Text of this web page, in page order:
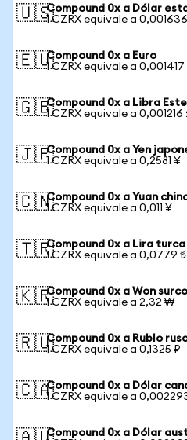
🇺🇸Compound 0x a Dólar
1 CZRX equivale a
🇪🇺Compound 0x a Euro
1 CZRX equivale a
🇬🇧Compound 0x a Libra
1 CZRX equivale a 0,001216
🇯🇵Compound 0x a Yen
1 CZRX equivale a 0,2581 ¥
🇨🇳Compound 0x a Yuan
1 CZRX equivale a 0,011 ¥
🇹🇷Compound 0x a Lira turca
1 CZRX equivale a 0,0779 ₺
🇰🇷Compound 0x a Won
1 CZRX equivale a 2,32 ₩
🇷🇺Compound 0x a Rublo
1 CZRX equivale a 0,1325 ₽
🇨🇦Compound 0x a Dólar
1 CZRX equivale a
Compound 0x a Dólar